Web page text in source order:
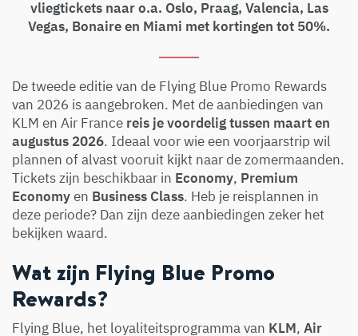
vliegtickets naar o.a. Oslo, Praag, Valencia, Las
Vegas, Bonaire en Miami met kortingen tot 50%.
De tweede editie van de Flying Blue Promo Rewards
van 2026 is aangebroken. Met de aanbiedingen van
KLM en Air France reis je voordelig tussen maart en
augustus 2026. Ideaal voor wie een voorjaarstrip wil
plannen of alvast vooruit kijkt naar de zomermaanden.
Tickets zijn beschikbaar in Economy, Premium
Economyen Business Class. Heb je reisplannen in
deze periode? Dan zijn deze aanbiedingen zeker het
bekijken waard.
Wat zijn Flying Blue Promo
Rewards?
Flying Blue, het loyaliteitsprogramma van KLM, Air